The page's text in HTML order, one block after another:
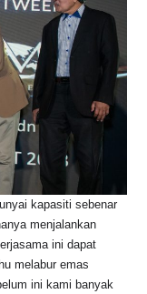
kapasiti sebenar
menjalankan
ini dapat
melabur emas
ini kami banyak